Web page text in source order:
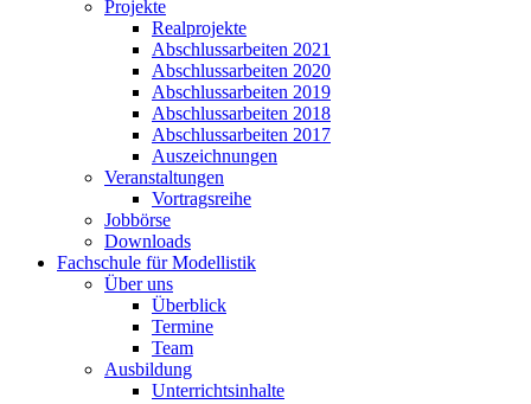
Projekte
Realprojekte
Abschlussarbeiten 2021
Abschlussarbeiten 2020
Abschlussarbeiten 2019
Abschlussarbeiten 2018
Abschlussarbeiten 2017
Auszeichnungen
Veranstaltungen
Vortragsreihe
Jobbörse
Downloads
Fachschule für Modellistik
Über uns
Überblick
Termine
Team
Ausbildung
Unterrichtsinhalte